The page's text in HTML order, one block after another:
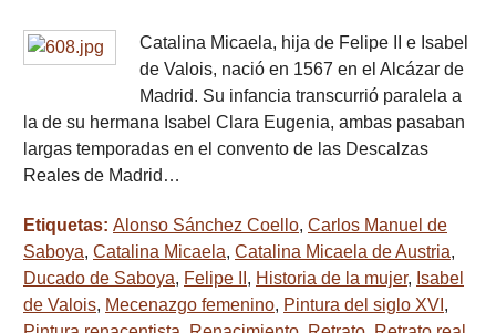
Catalina Micaela, hija de Felipe II e Isabel
de Valois, nació en 1567 en el Alcázar de
Madrid. Su infancia transcurrió paralela a
la de su hermana Isabel Clara Eugenia, ambas pasaban
largas temporadas en el convento de las Descalzas
Reales de Madrid…
Etiquetas: Alonso Sánchez Coello, Carlos Manuel de
Saboya, Catalina Micaela, Catalina Micaela de Austria,
Ducado de Saboya, Felipe II , Historia de la mujer, Isabel
de Valois, Mecenazgo femenino, Pintura del siglo XVI ,